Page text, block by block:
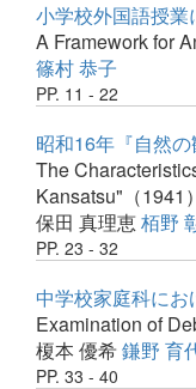
小学校外国語授
A Framework for
篠村 恭子
PP. 11 - 22
昭和16年『自然
The
Kansatsu"（1941
保田 真理恵栢野
PP. 23 - 32
中学校家庭科に
Examination of
榎本 優希鎌野 育
PP. 33 - 40